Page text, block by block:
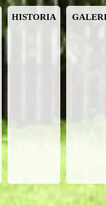
HISTORIA